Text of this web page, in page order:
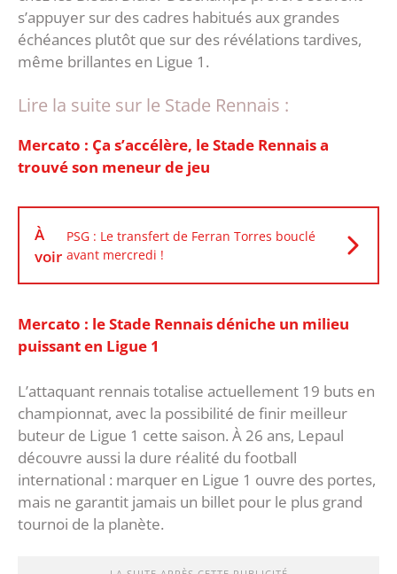
s’appuyer sur des cadres habitués aux grandes
échéances plutôt que sur des révélations tardives,
même brillantes en Ligue 1.
Lire la suite sur le Stade Rennais :
Mercato : Ça s’accélère, le Stade Rennais a
trouvé son meneur de jeu
À
voir
PSG : Le transfert de Ferran Torres bouclé
avant mercredi !
Mercato : le Stade Rennais déniche un milieu
puissant en Ligue 1
‎L’attaquant rennais totalise actuellement 19 buts en
championnat, avec la possibilité de finir meilleur
buteur de Ligue 1 cette saison. ‎À 26 ans, Lepaul
découvre aussi la dure réalité du football
international : marquer en Ligue 1 ouvre des portes,
mais ne garantit jamais un billet pour le plus grand
tournoi de la planète.